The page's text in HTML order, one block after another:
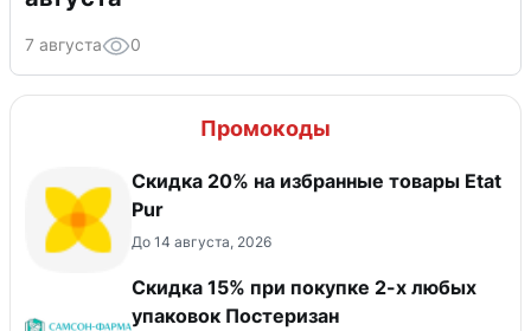
7 августа 0
Промокоды
Скидка 20% на избранные товары Etat
Pur
До 14 августа, 2026
Скидка 15% при покупке 2-х любых
упаковок Постеризан